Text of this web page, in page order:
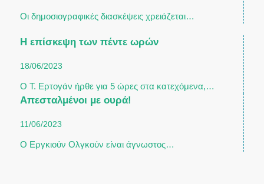
Οι δημοσιογραφικές διασκέψεις χρειάζεται…
Η επίσκεψη των πέντε ωρών
18/06/2023
Ο Τ. Ερτογάν ήρθε για 5 ώρες στα κατεχόμενα,…
Απεσταλμένοι με ουρά!
11/06/2023
Ο Εργκιούν Ολγκούν είναι άγνωστος…